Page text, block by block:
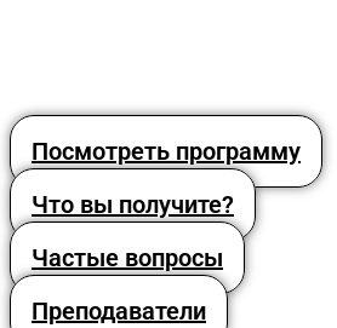
Посмотреть программу
Что вы получите?
Частые вопросы
Преподаватели